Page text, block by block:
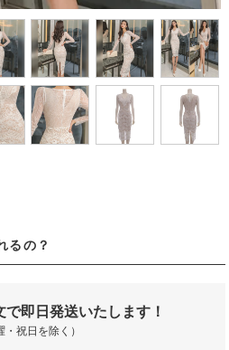
るの？
即日発送いたします！
・祝日を除く）